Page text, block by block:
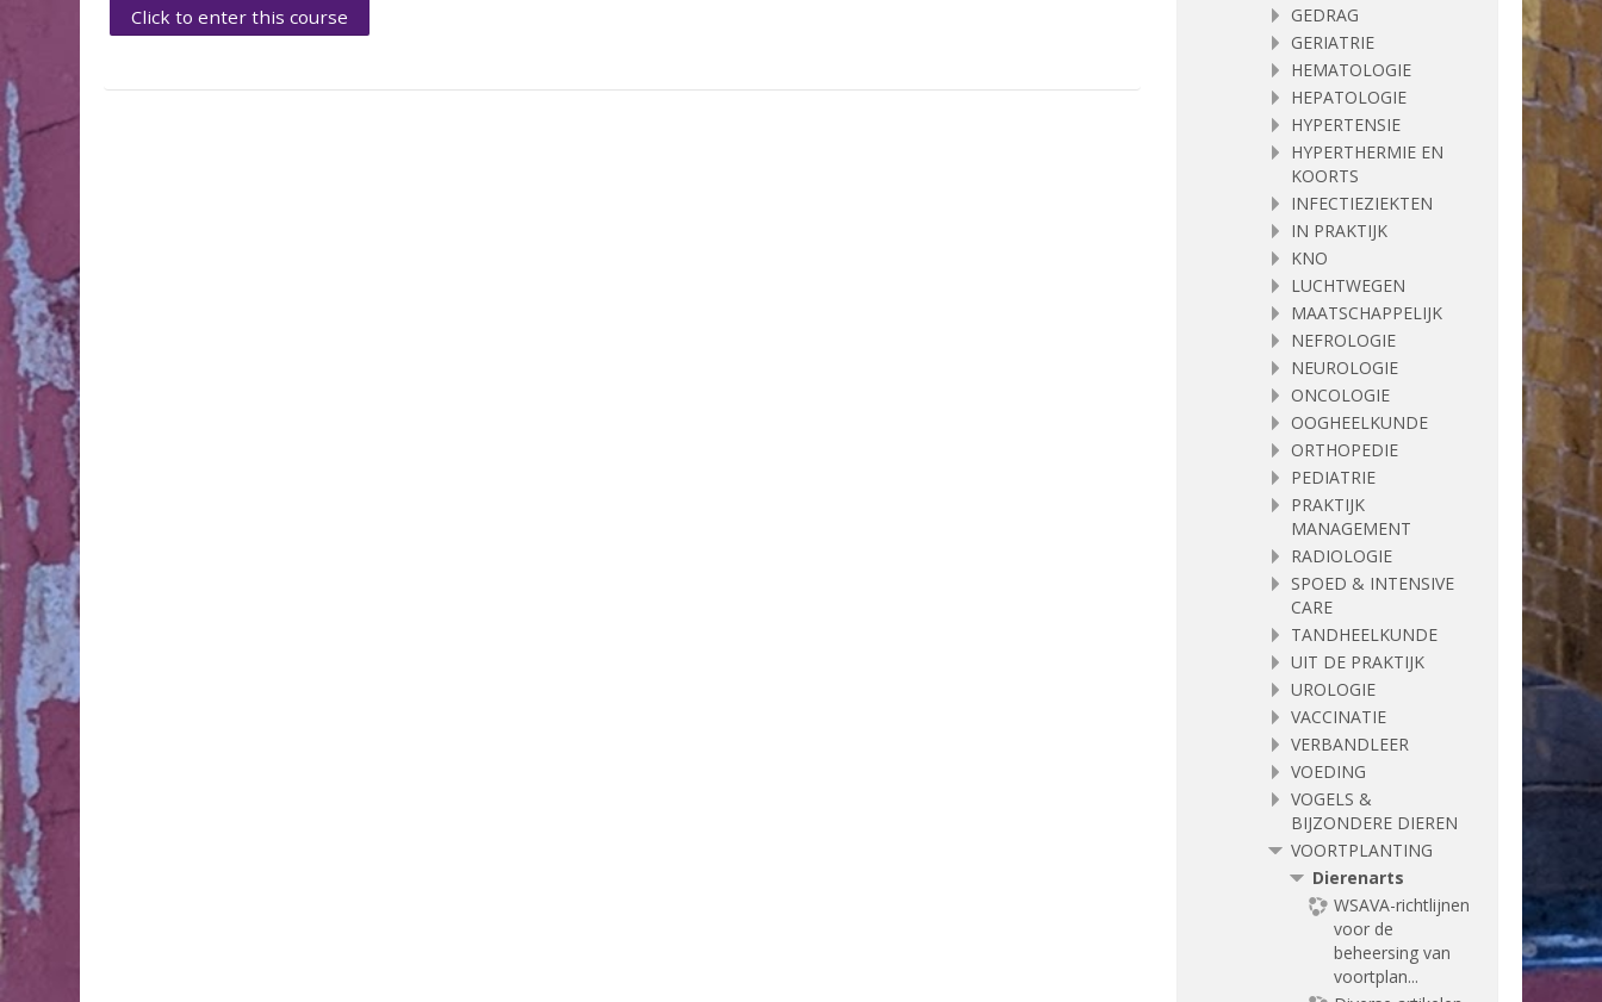
Click to enter this course
GEDRAG
GERIATRIE
HEMATOLOGIE
HEPATOLOGIE
HYPERTENSIE
HYPERTHERMIE EN
KOORTS
INFECTIEZIEKTEN
IN PRAKTIJK
KNO
LUCHTWEGEN
MAATSCHAPPELIJK
NEFROLOGIE
NEUROLOGIE
ONCOLOGIE
OOGHEELKUNDE
ORTHOPEDIE
PEDIATRIE
PRAKTIJK
MANAGEMENT
RADIOLOGIE
SPOED & INTENSIVE
CARE
TANDHEELKUNDE
UIT DE PRAKTIJK
UROLOGIE
VACCINATIE
VERBANDLEER
VOEDING
VOGELS &
BIJZONDERE DIEREN
VOORTPLANTING
Dierenarts
WSAVA-richtlijnen
voor de
beheersing van
voortplan...